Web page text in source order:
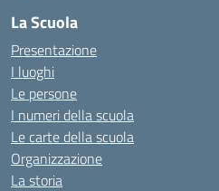
La Scuola
Presentazione
I luoghi
Le persone
I numeri della scuola
Le carte della scuola
Organizzazione
La storia